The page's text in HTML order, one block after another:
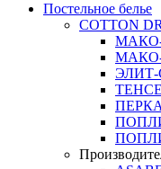
Постельное белье
COTTON
МАКО-
МАКО-
ЭЛИТ-